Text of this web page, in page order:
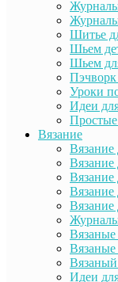
Шитье
Шьем
Шьем
Уроки
Идеи
Вязание
Вязание
Вязание
Вязаные
Вязаный
Идеи